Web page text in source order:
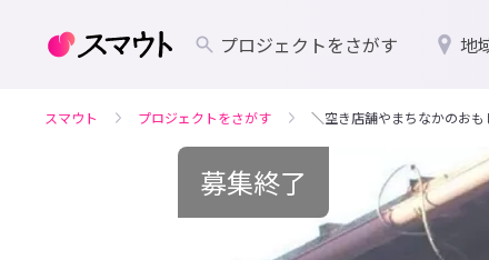
プロジェクトをさがす 地
スマウト プロジェクトをさがす ＼空き店舗やまちなかのお
募集終了